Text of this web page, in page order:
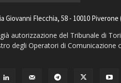
Giovanni Flecchia, 58 - 10010 Piverone
autorizzazione del Tribunale di
degli Operatori di Comunicazione